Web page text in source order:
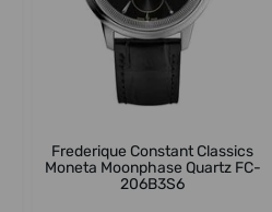
Frederique Constant Classics
Moneta Moonphase Quartz FC-
206B3S6